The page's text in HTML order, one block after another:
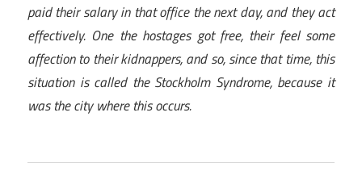
paid their salary in that office the next day, and they act
effectively. One the hostages got free, their feel some
affection to their kidnappers, and so, since that time, this
situation is called the Stockholm Syndrome, because it
was the city where this occurs.